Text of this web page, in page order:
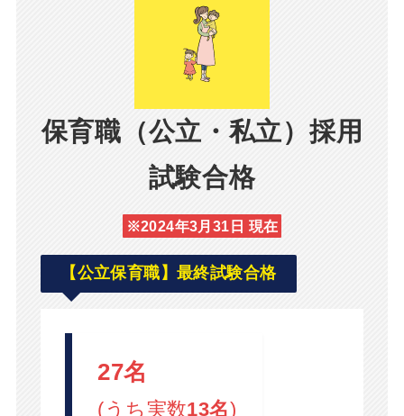
保育職（公立・私立）採用
試験合格
※2024年3月31日 現在
【公立保育職】最終試験合格
27名
(うち実数13名)